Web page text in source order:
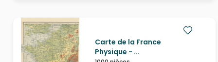
Carte de la France
Physique - ...